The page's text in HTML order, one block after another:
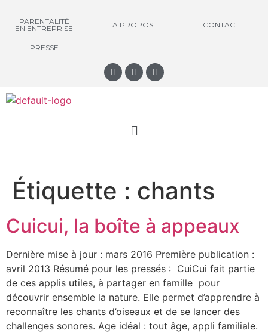
PARENTALITÉ
EN ENTREPRISE
A PROPOS CONTACT
PRESSE
Étiquette : chants
Cuicui, la boîte à appeaux
Dernière mise à jour : mars 2016 Première publication :
avril 2013 Résumé pour les pressés : CuiCui fait partie
de ces applis utiles, à partager en famille pour
découvrir ensemble la nature. Elle permet d’apprendre à
reconnaître les chants d’oiseaux et de se lancer des
challenges sonores. Age idéal : tout âge, appli familiale.